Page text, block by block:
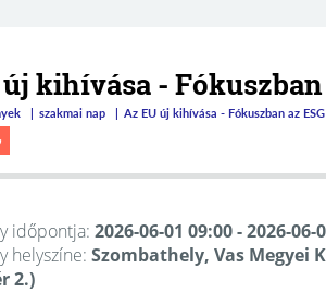
kihívása - Fókuszban
szakmai nap Az EU új kihívása - Fókuszban az ESG
időpontja: 2026-06-01 09:00- 2026-06-
helyszíne: Szombathely, Vas Megyei
2.)